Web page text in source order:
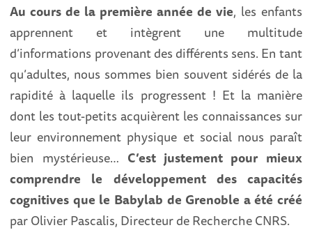
Au cours de la première année de vie, les enfants
apprennent et intègrent une multitude
d’informations provenant des différents sens. En tant
qu’adultes, nous sommes bien souvent sidérés de la
rapidité à laquelle ils progressent ! Et la manière
dont les tout-petits acquièrent les connaissances sur
leur environnement physique et social nous paraît
bien mystérieuse… C’est justement pour mieux
comprendre le développement des capacités
cognitives que le Babylab de Grenoble a été créé
par Olivier Pascalis, Directeur de Recherche CNRS.